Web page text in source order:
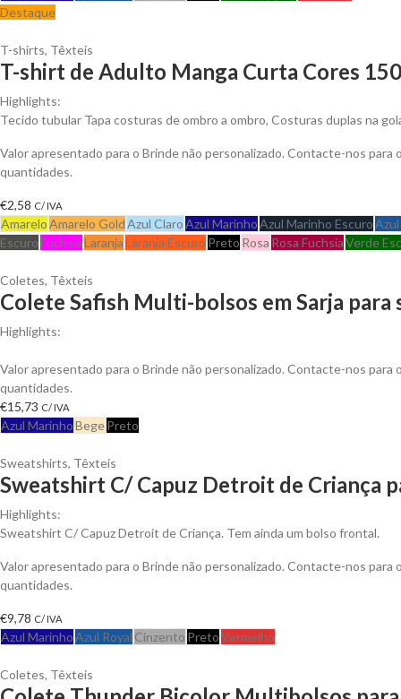
Destaque
T-shirts, Têxteis
T-shirt de Adulto Manga Curta Cores
Highlights:
Tecido tubular Tapa costuras de ombro a ombro, Costuras duplas na
Valor apresentado para o Brinde não personalizado. Contacte-nos
quantidades.
€2,58 C/ IVA
AmareloAmarelo GoldAzul ClaroAzul MarinhoAzul Marinho Escuro
EscuroFuchsiaLaranjaLaranja Escuro Preto Rosa Rosa FuchsiaVerde
Coletes, Têxteis
Colete Safish Multi-bolsos em Sarja para
Highlights:
Valor apresentado para o Brinde não personalizado. Contacte-nos
quantidades.
€15,73 C/ IVA
Azul MarinhoBegePreto
Sweatshirts, Têxteis
Sweatshirt C/ Capuz Detroit de Criança
Highlights:
Sweatshirt C/ Capuz Detroit de Criança. Tem ainda um bolso frontal.
Valor apresentado para o Brinde não personalizado. Contacte-nos
quantidades.
€9,78 C/ IVA
Azul MarinhoAzul Royal Cinzento PretoVermelho
Coletes, Têxteis